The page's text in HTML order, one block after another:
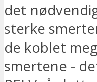
det
sterke
de koblet
smertene -